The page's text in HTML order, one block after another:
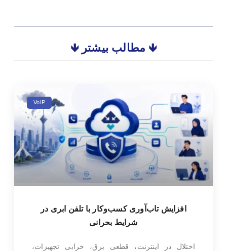
🡻 مطالب بیشتر 🡻
VoIP
افزایش تاب‌آوری کسب‌وکار با تلفن ابری در
شرایط بحرانی
اختلال در اینترنت، قطعی برق، خرابی تجهیزات،